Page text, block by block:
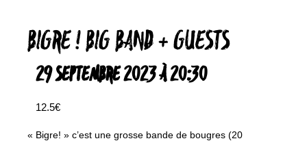
BIGRE ! BIG BAND + GUESTS
29 SEPTEMBRE 2023 À 20:30
12.5€
« Bigre! » c’est une grosse bande de bougres (20